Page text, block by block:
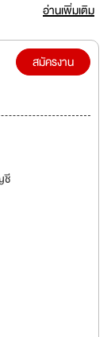
อ่านเพิ่มเติม
สมัครงาน
ชี